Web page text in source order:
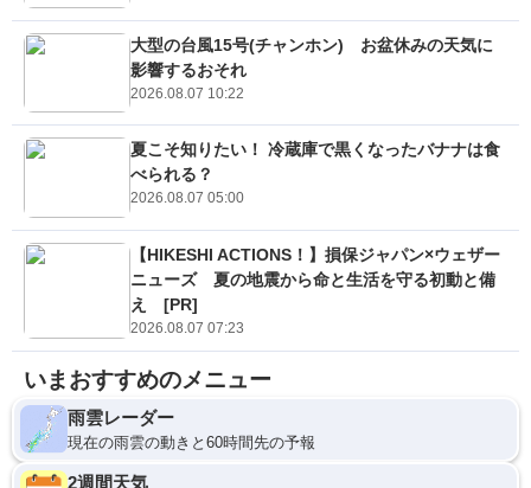
大型の台風15号(チャンホン) お盆休みの天気に
影響するおそれ
2026.08.07 10:22
夏こそ知りたい！ 冷蔵庫で黒くなったバナナは食
べられる？
2026.08.07 05:00
【HIKESHI ACTIONS！】損保ジャパン×ウェザー
ニューズ 夏の地震から命と生活を守る初動と備
え [PR]
2026.08.07 07:23
いまおすすめのメニュー
雨雲レーダー
現在の雨雲の動きと60時間先の予報
2週間天気